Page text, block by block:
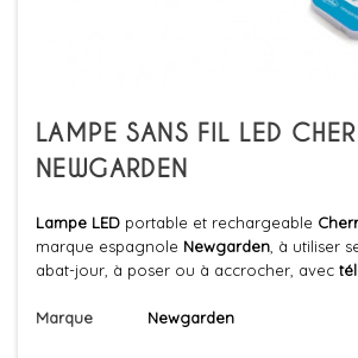
LAMPE SANS FIL LED
NEWGARDEN
Lampe LED portable et rechargeable
marque espagnole Newgarden , à utiliser
abat-jour, à poser ou à accrocher, avec
Marque Newgarden